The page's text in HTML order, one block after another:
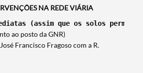
NA REDE VIÁRIA
(assim que os solos
ao posto da GNR)
Francisco Fragoso com a R.